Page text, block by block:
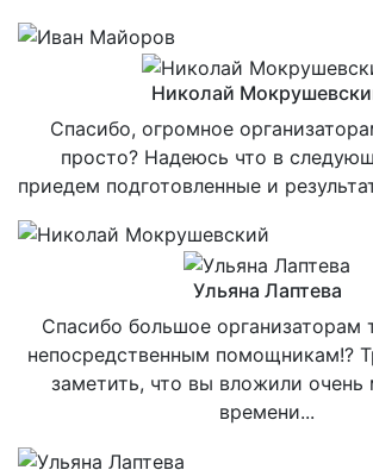
Николай
Спасибо, огромное
просто? Надеюсь что в
приедем подготовленные и
Ульяна Лаптева
Спасибо большое организаторам
непосредственным помощникам!?
заметить, что вы вложили очень
времени...